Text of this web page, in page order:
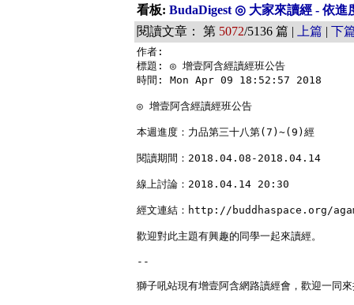
看板: BudaDigest ◎ 大家來讀經 - 依進
閱讀文章： 第 5072/5136 篇 | 上篇 | 下
作者:
標題: ◎ 增壹阿含經讀經班公告
時間: Mon Apr 09 18:52:57 2018
◎ 增壹阿含經讀經班公告
本週進度：力品第三十八第(7)~(9)經
閱讀期間：2018.04.08-2018.04.14
線上討論：2018.04.14 20:30
經文連結：http://buddhaspace.org/
歡迎對此主題有興趣的同學一起來讀經。
--
獅子吼站現有增壹阿含網路讀經會，歡迎一同